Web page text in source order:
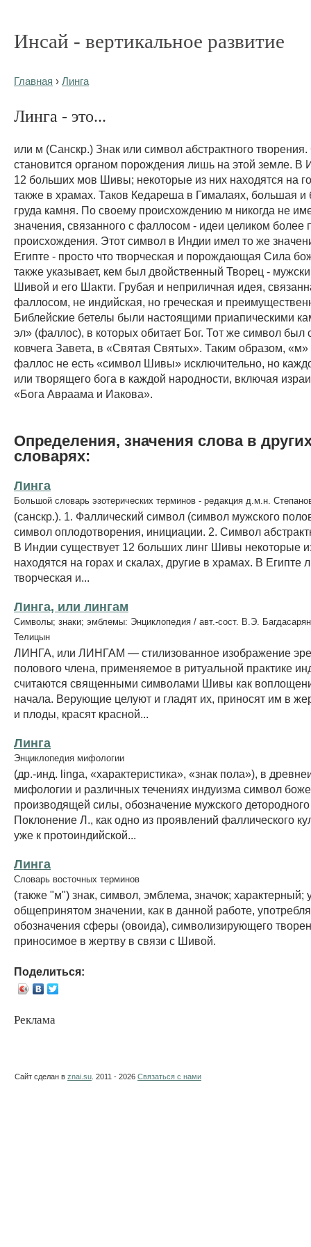
Инсай - вертикальное развитие
Главная › Линга
Линга - это...
или м (Санскр.) Знак или символ абстрактного
становится органом порождения лишь на этой земле. В
12 больших мов Шивы; некоторые из них находятся на
также в храмах. Таков Кедареша в Гималаях, большая
груда камня. По своему происхождению м никогда не
значения, связанного с фаллосом - идеи целиком более
происхождения. Этот символ в Индии имел то же
Египте - просто что творческая и порождающая Сила
также указывает, кем был двойственный Творец -
Шивой и его Шакти. Грубая и неприличная идея,
фаллосом, не индийская, но греческая и
Библейские бетелы были настоящими приапическими
эл» (фаллос), в которых обитает Бог. Тот же символ был
ковчега Завета, в «Святая Святых». Таким образом, «м»
фаллос не есть «символ Шивы» исключительно, но
или творящего бога в каждой народности, включая
«Бога Авраама и Иакова».
Определения, значения слова в
словарях:
Линга
Большой словарь эзотерических терминов - редакция д.м.н.
(санскр.). 1. Фаллический символ (символ мужского
символ оплодотворения, инициации. 2. Символ
В Индии существует 12 больших линг Шивы некоторые
находятся на горах и скалах, другие в храмах. В Египте
творческая и...
Линга, или лингам
Символы; знаки; эмблемы: Энциклопедия / авт.-сост. В.Э.
Телицын
ЛИНГА, или ЛИНГАМ — стилизованное изображение
полового члена, применяемое в ритуальной практике
считаются священными символами Шивы как
начала. Верующие целуют и гладят их, приносят им в
и плоды, красят красной...
Линга
Энциклопедия мифологии
(др.-инд. linga, «характеристика», «знак пола»), в
мифологии и различных течениях индуизма символ
производящей силы, обозначение мужского
Поклонение Л., как одно из проявлений фаллического
уже к протоиндийской...
Линга
Словарь восточных терминов
(также "м") знак, символ, эмблема, значок; характерный;
общепринятом значении, как в данной работе,
обозначения сферы (овоида), символизирующего
приносимое в жертву в связи с Шивой.
Поделиться:
Реклама
Сайт сделан в znai.su . 2011 - 2026 Связаться с нами